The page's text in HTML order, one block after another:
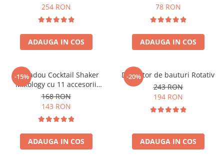
254 RON
ADAUGA IN COS
78 RON
ADAUGA IN COS
-15%
Set cadou Cocktail Shaker
Mixology cu 11 accesorii
750ml Argintiu
168 RON
143 RON
ADAUGA IN COS
-20%
Decantor de bauturi Rotativ
243 RON
194 RON
ADAUGA IN COS